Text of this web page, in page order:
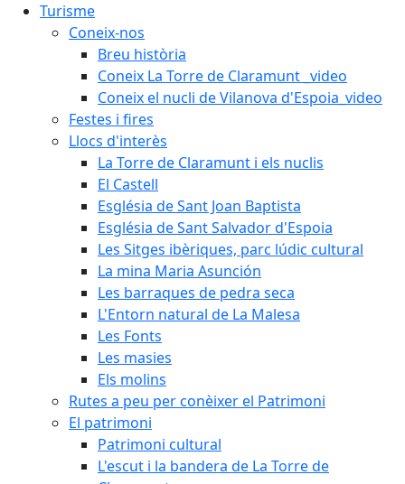
Turisme
Coneix-nos
Breu història
Coneix La Torre de Claramunt _video
Coneix el nucli de Vilanova d'Espoia_video
Festes i fires
Llocs d'interès
La Torre de Claramunt i els nuclis
El Castell
Església de Sant Joan Baptista
Església de Sant Salvador d'Espoia
Les Sitges ibèriques, parc lúdic cultural
La mina Maria Asunción
Les barraques de pedra seca
L'Entorn natural de La Malesa
Les Fonts
Les masies
Els molins
Rutes a peu per conèixer el Patrimoni
El patrimoni
Patrimoni cultural
L'escut i la bandera de La Torre de